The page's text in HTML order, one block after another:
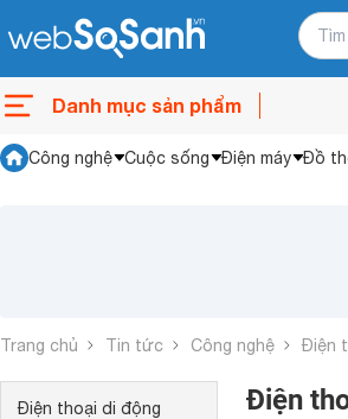
Danh mục sản phẩm
Công nghệ Cuộc sống Điện máy Đồ
Trang chủ Tin tức Công nghệ Điện
Điện thoại di động
Điện